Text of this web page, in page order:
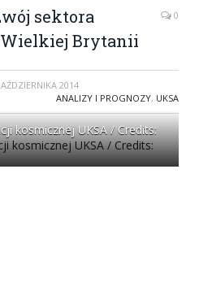
sektora
Brytanii
0
2014
ANALIZY I PROGNOZY, UKSA
kosmicznej UKSA / Credits: